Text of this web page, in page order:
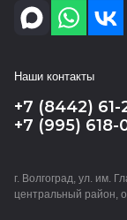
Наши контакты
+7 (8442) 61-
+7 (995) 618-
г. Волгоград, ул. им.
центральный район,